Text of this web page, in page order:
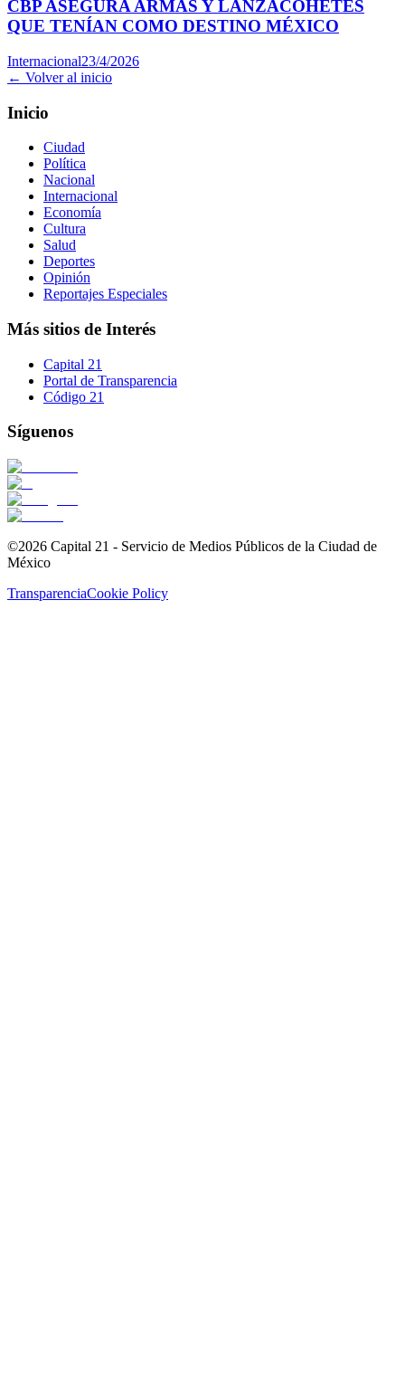
CBP ASEGURA ARMAS Y LANZACOHETES
QUE TENÍAN COMO DESTINO MÉXICO
Internacional23/4/2026
← Volver al inicio
Inicio
Ciudad
Política
Nacional
Internacional
Economía
Cultura
Salud
Deportes
Opinión
Reportajes Especiales
Más sitios de Interés
Capital 21
Portal de Transparencia
Código 21
Síguenos
©2026 Capital 21 - Servicio de Medios Públicos de la Ciudad de
México
TransparenciaCookie Policy